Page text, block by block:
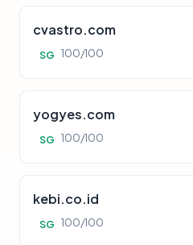
cvastro.com
SG 100/100
yogyes.com
SG 100/100
kebi.co.id
SG 100/100